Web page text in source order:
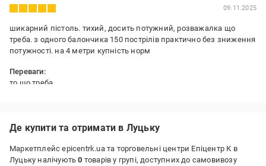
09.11.2025
шикарний пістоль. тихий, досить потужний, розважалка що
треба. з одного балончика 150 пострілів практично без зниження
потужності. на 4 метри купність норм
Переваги:
то шо треба
Де купити та отримати в Луцьку
Маркетплейс epicentrk.ua та торговельні центри Епіцентр К в
Луцьку налічують0 товарів у групі, доступних до самовивозу